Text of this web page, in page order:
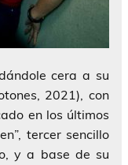
cera a su
2021), con
en los últimos
tercer sencillo
y a base de su